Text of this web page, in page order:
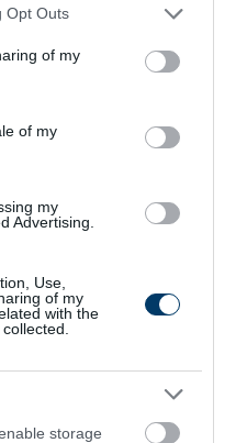
uses one or more Google
behaviour. You may click to
and its third-party tags to
purposes in below Google
Opt Outs
of my
of my
my
Advertising.
Use,
of my
with the
storage
All Parasites From